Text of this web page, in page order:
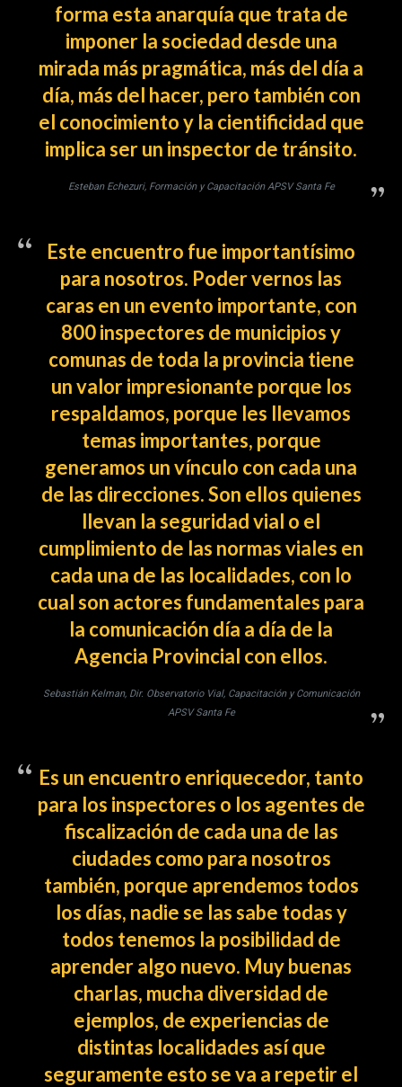
forma esta anarquía que trata de
imponer la sociedad desde una
mirada más pragmática, más del día a
día, más del hacer, pero también con
el conocimiento y la cientificidad que
implica ser un inspector de tránsito.
Esteban Echezuri, Formación y Capacitación APSV Santa Fe
Este encuentro fue importantísimo
para nosotros. Poder vernos las
caras en un evento importante, con
800 inspectores de municipios y
comunas de toda la provincia tiene
un valor impresionante porque los
respaldamos, porque les llevamos
temas importantes, porque
generamos un vínculo con cada una
de las direcciones. Son ellos quienes
llevan la seguridad vial o el
cumplimiento de las normas viales en
cada una de las localidades, con lo
cual son actores fundamentales para
la comunicación día a día de la
Agencia Provincial con ellos.
Sebastián Kelman, Dir. Observatorio Vial, Capacitación y Comunicación
APSV Santa Fe
Es un encuentro enriquecedor, tanto
para los inspectores o los agentes de
fiscalización de cada una de las
ciudades como para nosotros
también, porque aprendemos todos
los días, nadie se las sabe todas y
todos tenemos la posibilidad de
aprender algo nuevo. Muy buenas
charlas, mucha diversidad de
ejemplos, de experiencias de
distintas localidades así que
seguramente esto se va a repetir el